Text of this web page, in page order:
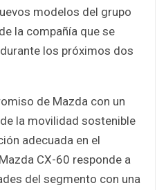
modelos del grupo
la compañía que se
los próximos dos
de Mazda con un
la movilidad sostenible
adecuada en el
CX-60 responde a
del segmento con una